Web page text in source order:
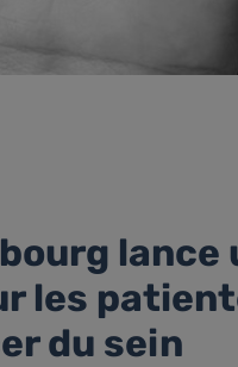
lance
les
du sein